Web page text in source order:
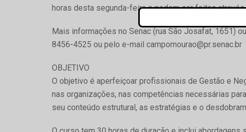
horas desta segunda-feira e podem ser feitas através
Mais informações no Senac (rua São Josafat, 1651)
8456-4525 ou pelo e-mail campomourao@pr.senac.br
OBJETIVO
O objetivo é aperfeiçoar profissionais de Gestão e
nas organizações, nas competências necessárias
seu conteúdo estrutural, as estratégias e o